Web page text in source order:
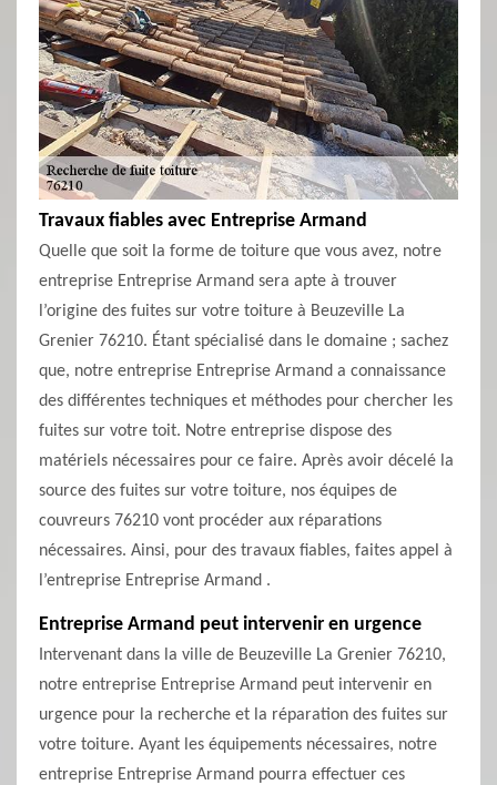
Travaux fiables avec Entreprise Armand
Quelle que soit la forme de toiture que vous avez, notre
entreprise Entreprise Armand sera apte à trouver
l’origine des fuites sur votre toiture à Beuzeville La
Grenier 76210. Étant spécialisé dans le domaine ; sachez
que, notre entreprise Entreprise Armand a connaissance
des différentes techniques et méthodes pour chercher les
fuites sur votre toit. Notre entreprise dispose des
matériels nécessaires pour ce faire. Après avoir décelé la
source des fuites sur votre toiture, nos équipes de
couvreurs 76210 vont procéder aux réparations
nécessaires. Ainsi, pour des travaux fiables, faites appel à
l’entreprise Entreprise Armand .
Entreprise Armand peut intervenir en urgence
Intervenant dans la ville de Beuzeville La Grenier 76210,
notre entreprise Entreprise Armand peut intervenir en
urgence pour la recherche et la réparation des fuites sur
votre toiture. Ayant les équipements nécessaires, notre
entreprise Entreprise Armand pourra effectuer ces